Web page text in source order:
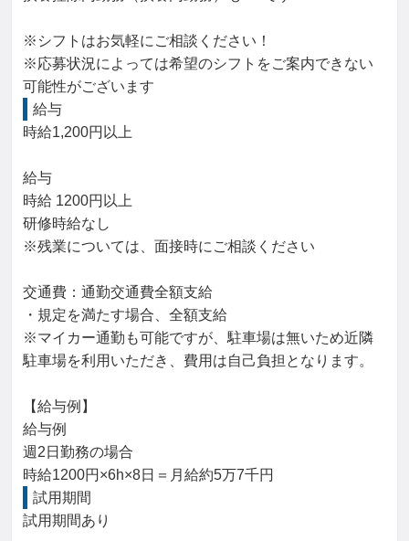
※シフトはお気軽にご相談ください！
※応募状況によっては希望のシフトをご案内できない
可能性がございます
給与
時給1,200円以上
給与
時給 1200円以上
研修時給なし
※残業については、面接時にご相談ください
交通費：通勤交通費全額支給
・規定を満たす場合、全額支給
※マイカー通勤も可能ですが、駐車場は無いため近隣
駐車場を利用いただき、費用は自己負担となります。
【給与例】
給与例
週2日勤務の場合
時給1200円×6h×8日＝月給約5万7千円
試用期間
試用期間あり